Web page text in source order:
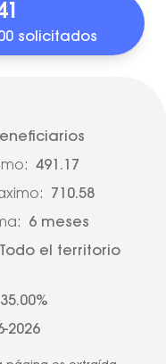
solicitados
491.17
710.58
6 meses
Todo el territorio
35.00%
2026